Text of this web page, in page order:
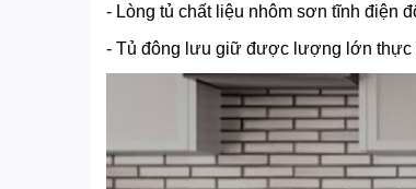
- Lòng tủ chất liệu nhôm sơn tĩnh điện
- Tủ đông lưu giữ được lượng lớn thực